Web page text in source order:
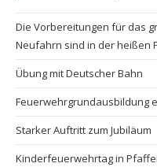
Die Vorbereitungen für das
Neufahrn sind in der heißen
Übung mit Deutscher Bahn
Feuerwehrgrundausbildung
Starker Auftritt zum Jubiläum
Kinderfeuerwehrtag in